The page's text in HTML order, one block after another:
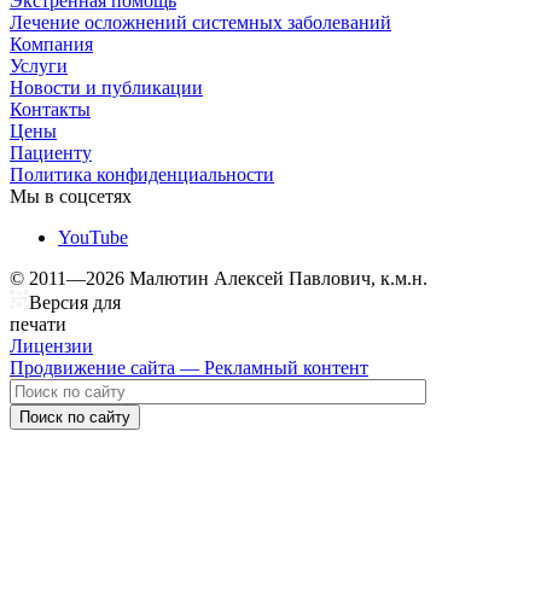
Лечение осложнений системных заболеваний
Компания
Услуги
Новости и публикации
Контакты
Цены
Пациенту
Политика конфиденциальности
Мы в соцсетях
YouTube
© 2011—2026 Малютин Алексей Павлович, к.м.н.
Версия для
печати
Лицензии
Продвижение сайта — Рекламный контент
Поиск по сайту